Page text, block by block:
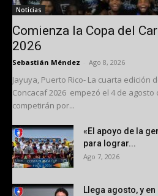
Noticias
Comienza la Copa del
2026
Sebastián Méndez Ago 8, 2026
Jayuya, Puerto Rico- La cuarta edición
Concacaf 2026 empezó el 4 de agosto
competirán por...
«El apoyo de la
para lograr...
Ago 7, 2026
Llega agosto, y